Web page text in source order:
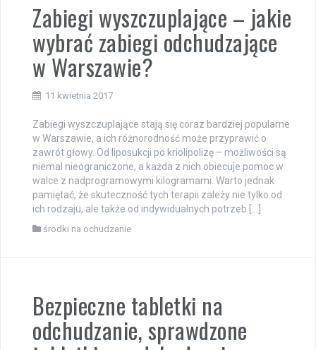
Zabiegi wyszczuplające – jakie
wybrać zabiegi odchudzające
w Warszawie?
11 kwietnia 2017
Zabiegi wyszczuplające stają się coraz bardziej popularne
w Warszawie, a ich różnorodność może przyprawić o
zawrót głowy. Od liposukcji po kriolipolizę – możliwości są
niemal nieograniczone, a każda z nich obiecuje pomoc w
walce z nadprogramowymi kilogramami. Warto jednak
pamiętać, że skuteczność tych terapii zależy nie tylko od
ich rodzaju, ale także od indywidualnych potrzeb […]
środki na ochudzanie
Bezpieczne tabletki na
odchudzanie, sprawdzone